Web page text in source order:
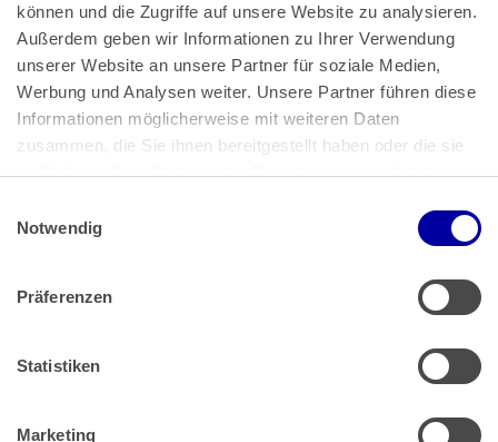
können und die Zugriffe auf unsere Website zu analysieren.
Außerdem geben wir Informationen zu Ihrer Verwendung
unserer Website an unsere Partner für soziale Medien,
Werbung und Analysen weiter. Unsere Partner führen diese
Informationen möglicherweise mit weiteren Daten
zusammen, die Sie ihnen bereitgestellt haben oder die sie
im Rahmen Ihrer Nutzung der Dienste gesammelt haben.
Impressum
Notwendig
Präferenzen
Statistiken
Marketing
Bundeskanzlerplatz 2
53113 Bonn
Pressemitteilungen|AGB
Impressum|Datenschutz
Muster Widerrufsformular (PDF)